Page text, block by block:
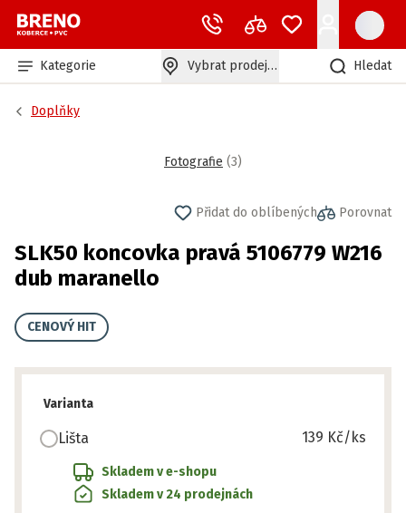
Kategorie Vybrat prodejnu Hledat
Doplňky
Fotografie (3)
Přidat do oblíbených Porovnat
SLK50 koncovka pravá 5106779 W216
dub maranello
CENOVÝ HIT
Varianta
Lišta 139 Kč/ks
Skladem v e-shopu
Skladem v 24 prodejnách